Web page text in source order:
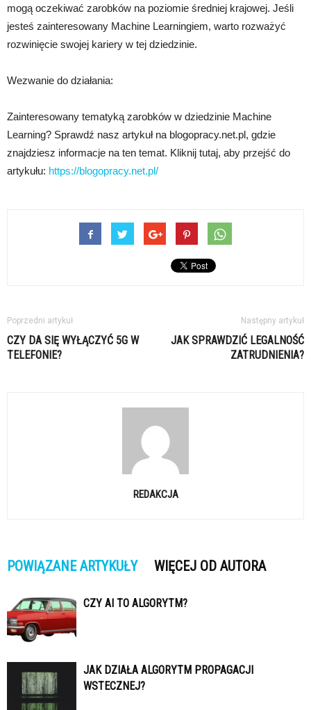
mogą oczekiwać zarobków na poziomie średniej krajowej. Jeśli
jesteś zainteresowany Machine Learningiem, warto rozważyć
rozwinięcie swojej kariery w tej dziedzinie.
Wezwanie do działania:
Zainteresowany tematyką zarobków w dziedzinie Machine
Learning? Sprawdź nasz artykuł na blogopracy.net.pl, gdzie
znajdziesz informacje na ten temat. Kliknij tutaj, aby przejść do
artykułu: https://blogopracy.net.pl/
Poprzedni artykuł
CZY DA SIĘ WYŁĄCZYĆ 5G W
TELEFONIE?
Następny artykuł
JAK SPRAWDZIĆ LEGALNOŚĆ
ZATRUDNIENIA?
REDAKCJA
POWIĄZANE ARTYKUŁY WIĘCEJ OD AUTORA
CZY AI TO ALGORYTM?
JAK DZIAŁA ALGORYTM PROPAGACJI
WSTECZNEJ?